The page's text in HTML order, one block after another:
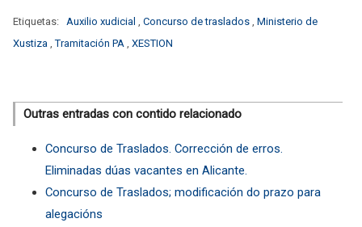
Etiquetas: Auxilio xudicial Concurso de traslados Ministerio de
Xustiza ,Tramitación PA XESTION
Outras entradas con contido relacionado
Concurso de Traslados. Corrección de erros.
Eliminadas dúas vacantes en Alicante.
Concurso de Traslados; modificación do prazo para
alegacións